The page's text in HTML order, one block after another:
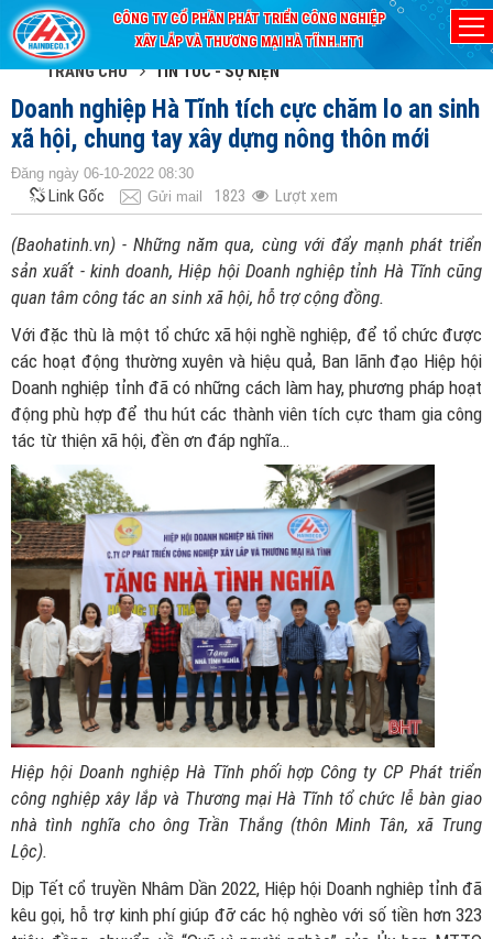
CÔNG TY CỔ PHẦN PHÁT TRIỂN CÔNG NGHIỆP
XÂY LẮP VÀ THƯƠNG MẠI HÀ TĨNH.HT1
TRANG CHỦ TIN TỨC - SỰ KIỆN
Doanh nghiệp Hà Tĩnh tích cực chăm lo an sinh
xã hội, chung tay xây dựng nông thôn mới
Đăng ngày 06-10-2022 08:30
Link Gốc Gửi mail 1823 Lượt xem
(Baohatinh.vn) - Những năm qua, cùng với đẩy mạnh phát triển
sản xuất - kinh doanh, Hiệp hội Doanh nghiệp tỉnh Hà Tĩnh cũng
quan tâm công tác an sinh xã hội, hỗ trợ cộng đồng.
Với đặc thù là một tổ chức xã hội nghề nghiệp, để tổ chức được
các hoạt động thường xuyên và hiệu quả, Ban lãnh đạo Hiệp hội
Doanh nghiệp tỉnh đã có những cách làm hay, phương pháp hoạt
động phù hợp để thu hút các thành viên tích cực tham gia công
tác từ thiện xã hội, đền ơn đáp nghĩa…
Hiệp hội Doanh nghiệp Hà Tĩnh phối hợp Công ty CP Phát triển
công nghiệp xây lắp và Thương mại Hà Tĩnh tổ chức lễ bàn giao
nhà tình nghĩa cho ông Trần Thắng (thôn Minh Tân, xã Trung
Lộc).
Dịp Tết cổ truyền Nhâm Dần 2022, Hiệp hội Doanh nghiêp tỉnh đã
kêu gọi, hỗ trợ kinh phí giúp đỡ các hộ nghèo với số tiền hơn 323